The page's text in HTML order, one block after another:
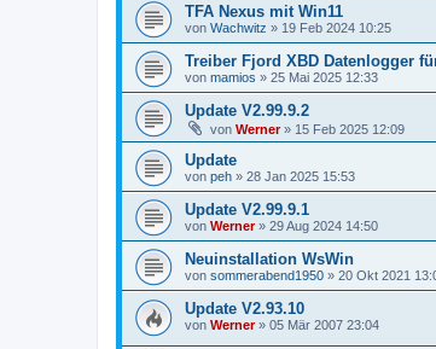
TFA Nexus mit Win11
von Wachwitz » 19 Feb 2024 10:25
Treiber Fjord XBD Datenlogger
von mamios » 25 Mai 2025 12:33
Update V2.99.9.2
von Werner» 15 Feb 2025 12:09
Update
von peh » 28 Jan 2025 15:53
Update V2.99.9.1
von Werner» 29 Aug 2024 14:50
Neuinstallation WsWin
von sommerabend1950 » 20 Okt 2021
Update V2.93.10
von Werner» 05 Mär 2007 23:04